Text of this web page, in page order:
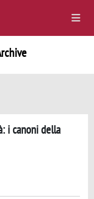
i canoni della